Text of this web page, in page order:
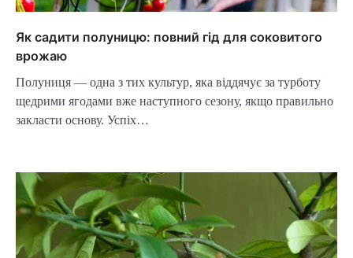
Як садити полуницю: повний гід для соковитого
врожаю
Полуниця — одна з тих культур, яка віддячує за турботу
щедрими ягодами вже наступного сезону, якщо правильно
закласти основу. Успіх…